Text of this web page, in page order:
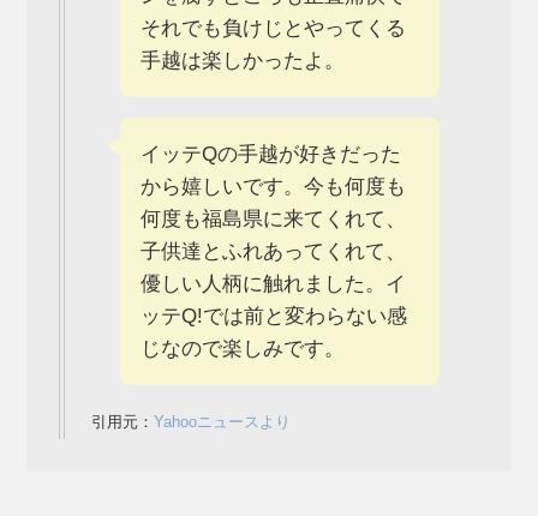
それでも負けじとやってくる
手越は楽しかったよ。
イッテQの手越が好きだった
から嬉しいです。今も何度も
何度も福島県に来てくれて、
子供達とふれあってくれて、
優しい人柄に触れました。イ
ッテQ!では前と変わらない感
じなので楽しみです。
引用元：Yahooニュースより